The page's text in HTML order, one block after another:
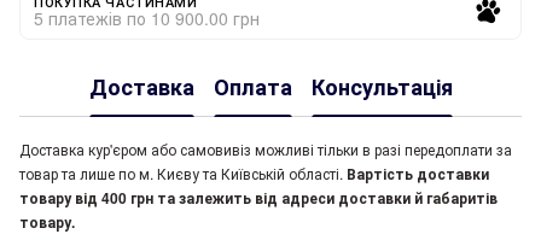
5 платежів по 10 900.00 грн
Доставка Оплата Консультація
Доставка кур'єром або самовивіз можливі тільки в разі передоплати за
товар та лише по м. Києву та Київській області. Вартість доставки
товару від 400 грн та залежить від адреси доставки й габаритів
товару.